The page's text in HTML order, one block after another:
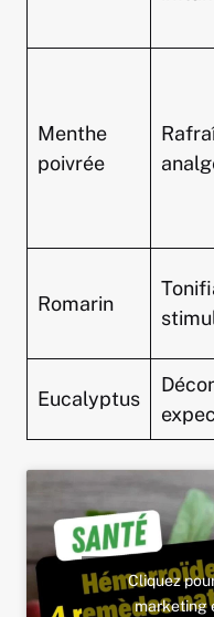
Menthe
poivrée
Romarin
Eucalyptus
Cliquez
marketing